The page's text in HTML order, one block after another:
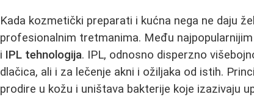
Kada kozmetički preparati i kućna nega ne daju
profesionalnim tretmanima. Među
i IPL tehnologija. IPL, odnosno disperzno
dlačica, ali i za lečenje akni i ožiljaka od istih.
prodire u kožu i uništava bakterije koje izazivaju